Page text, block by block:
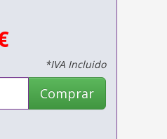
*IVA Incluido
Comprar